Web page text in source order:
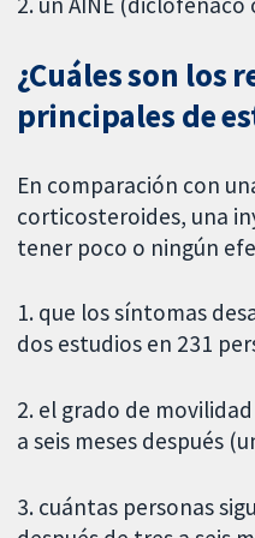
¿Cuáles son los
principales de
En comparación con
corticosteroides, una
tener poco o ningún
1. que los síntomas
dos estudios en 231
2. el grado de
a seis meses después
3. cuántas personas